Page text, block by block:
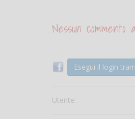
Nessun
Esegui il login
Utente: